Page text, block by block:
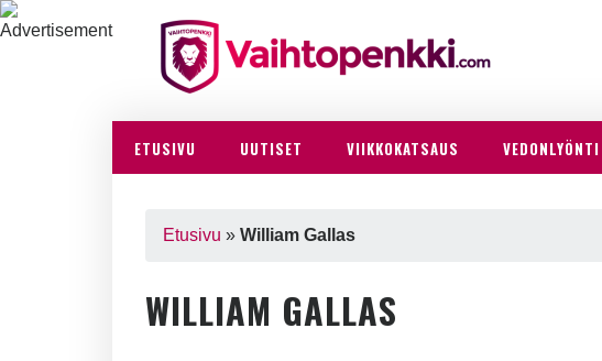
ETUSIVU UUTISET VIIKKOKATSAUS VEDONLYÖNTI
Etusivu » William Gallas
WILLIAM GALLAS